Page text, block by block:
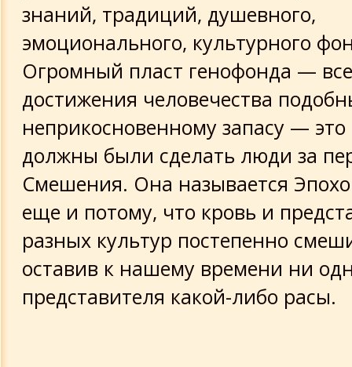
знаний, традиций, душевного,
эмоционального, культурного
Огромный пласт генофонда —
достижения человечества
неприкосновенному запасу — это
должны были сделать люди за
Смешения. Она называется
еще и потому, что кровь и
разных культур постепенно
оставив к нашему времени ни
представителя какой-либо расы.